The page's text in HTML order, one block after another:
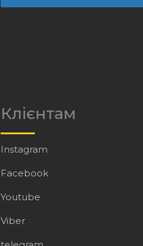
Клієнтам
Instagram
Facebook
Youtube
Viber